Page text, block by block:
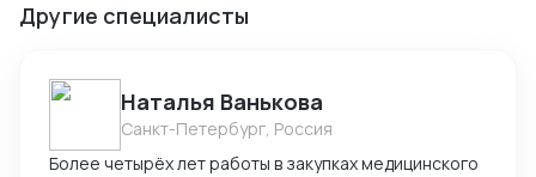
Другие специалисты
Наталья Ванькова
Санкт-Петербург, Россия
Более четырёх лет работы в закупках медицинского